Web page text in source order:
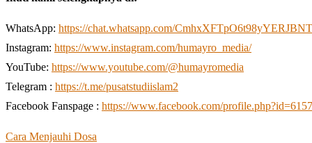
WhatsApp: https://chat.whatsapp.com/
Instagram: https://www.instagram.com/humayro_media/
YouTube: https://www.youtube.com/@humayromedia
Telegram : https://t.me/pusatstudiislam2
Facebook Fanspage : https://www.facebook.com/
Cara Menjauhi Dosa